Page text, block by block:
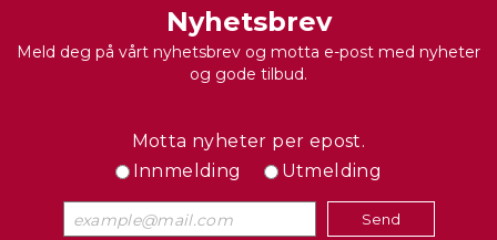
Nyhetsbrev
Meld deg på vårt nyhetsbrev og motta e-post med nyheter
og gode tilbud.
Motta nyheter per epost.
Innmelding
Utmelding